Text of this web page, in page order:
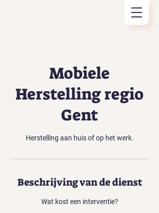
Mobiele
Herstelling regio
Gent
Herstelling aan huis of op het werk.
Beschrijving van de dienst
Wat kost een interventie?